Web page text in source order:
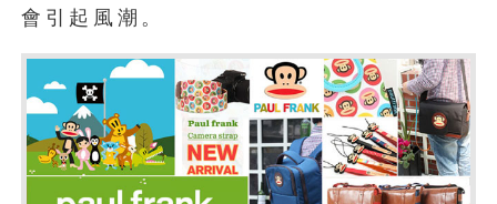
會引起風潮。